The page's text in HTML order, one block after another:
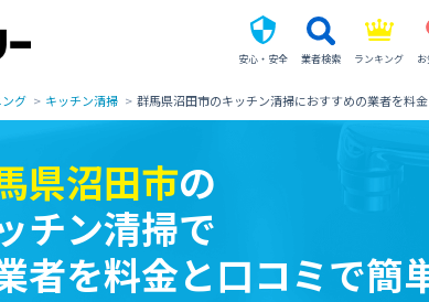
安心・安全 業者検索 ランキング
グ キッチン清掃 群馬県沼田市のキッチン清掃におすすめの業者を料
県沼田市の
チン清掃で
者を料金と口コミで簡